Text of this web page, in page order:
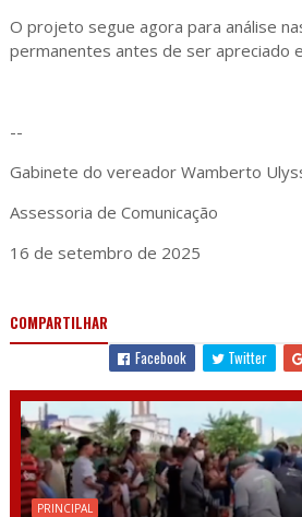
O projeto segue agora para análise
permanentes antes de ser apreciado
--
Gabinete do vereador Wamberto
Assessoria de Comunicação
16 de setembro de 2025
COMPARTILHAR
Facebook
Twitter
PRINCIPAL